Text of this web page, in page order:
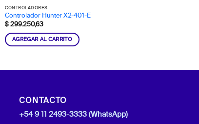
CONTROLADORES
Controlador Hunter X2-401-E
$299.250,63
AGREGAR AL CARRITO
CONTACTO
+54 9 11 2493-3333 (WhatsApp)